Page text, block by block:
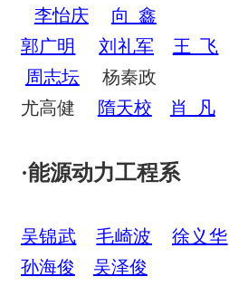
李怡庆
向 鑫
郭广明
刘礼军 王 飞
周志坛杨秦政
尤高健 隋天校 肖 凡
·能源动力工程系
吴锦武 毛崎波 徐义华
孙海俊
吴泽俊